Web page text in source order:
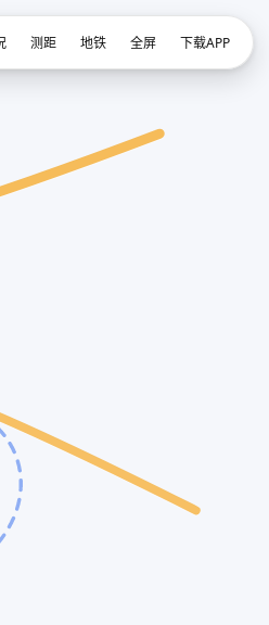
测距 地铁 全屏 下载APP